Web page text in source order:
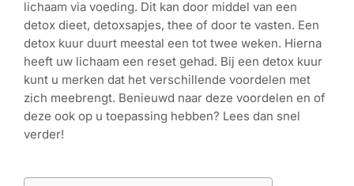
lichaam via voeding. Dit kan door middel van een
detox dieet, detoxsapjes, thee of door te vasten. Een
detox kuur duurt meestal een tot twee weken. Hierna
heeft uw lichaam een reset gehad. Bij een detox kuur
kunt u merken dat het verschillende voordelen met
zich meebrengt. Benieuwd naar deze voordelen en of
deze ook op u toepassing hebben? Lees dan snel
verder!